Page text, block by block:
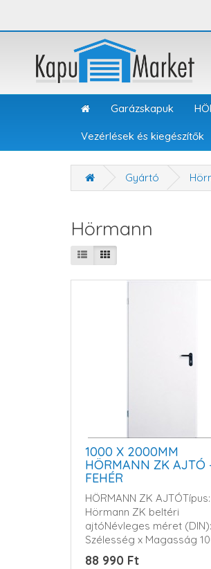
Garázskapuk
Vezérlések és kiegészítők
Gyártó
Hörmann
1000 X 2000MM
HÖRMANN ZK AJTÓ
FEHÉR
HÖRMANN ZK AJTÓTípus:
Hörmann ZK beltéri
ajtóNévleges méret (DIN):
Szélesség x Magasság
2000m..
88 990 Ft